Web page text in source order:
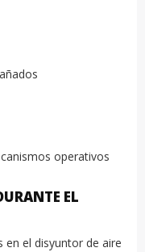
operativos
EL
en el disyuntor de aire